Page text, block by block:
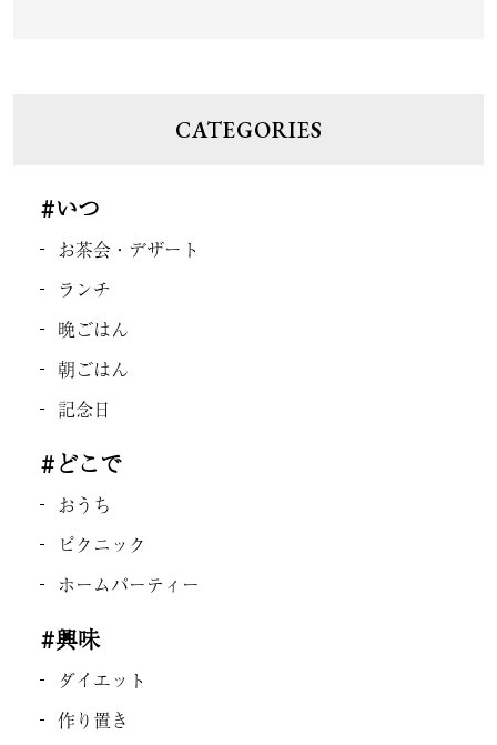
CATEGORIES
#いつ
お茶会・デザート
ランチ
晩ごはん
朝ごはん
記念日
#どこで
おうち
ピクニック
ホームパーティー
#興味
ダイエット
作り置き